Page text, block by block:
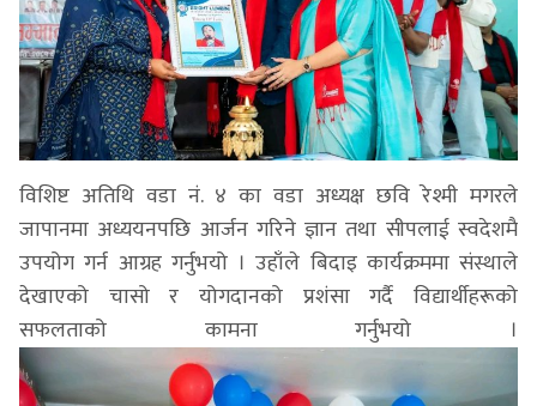
विशिष्ट अतिथि वडा नं. ४ का वडा अध्यक्ष छवि रेश्मी मगरले
जापानमा अध्ययनपछि आर्जन गरिने ज्ञान तथा सीपलाई स्वदेशमै
उपयोग गर्न आग्रह गर्नुभयो । उहाँले बिदाइ कार्यक्रममा संस्थाले
देखाएको चासो र योगदानको प्रशंसा गर्दै विद्यार्थीहरूको
सफलताको कामना गर्नुभयो ।